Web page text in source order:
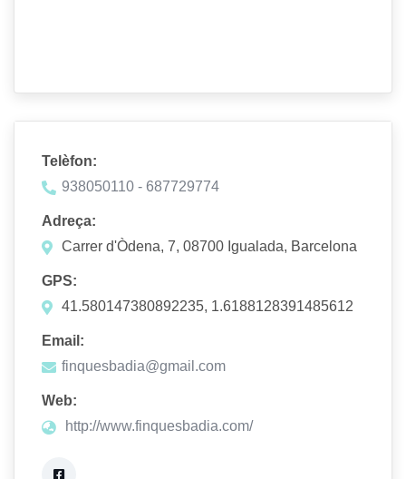
Telèfon:
938050110 - 687729774
Adreça:
Carrer d'Òdena, 7, 08700 Igualada, Barcelona
GPS:
41.580147380892235, 1.6188128391485612
Email:
finquesbadia@gmail.com
Web:
http://www.finquesbadia.com/